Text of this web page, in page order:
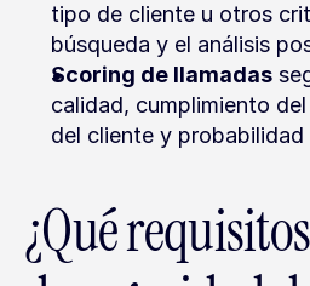
tipo de cliente u otros
búsqueda y el análisis
Scoring de llamadas
calidad, cumplimiento
del cliente y probabilidad
¿Qué